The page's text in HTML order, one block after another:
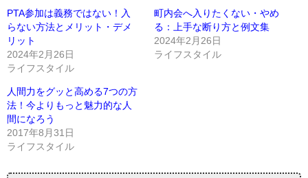
PTA参加は義務ではない！入
らない方法とメリット・デメ
リット
2024年2月26日
ライフスタイル
町内会へ入りたくない・やめ
る：上手な断り方と例文集
2024年2月26日
ライフスタイル
人間力をグッと高める7つの方
法！今よりもっと魅力的な人
間になろう
2017年8月31日
ライフスタイル